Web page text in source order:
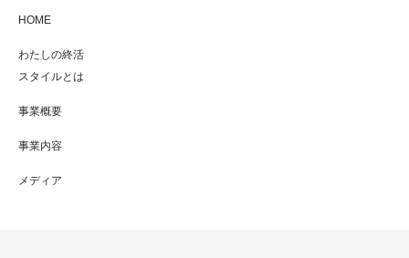
HOME
わたしの終活
スタイルとは
事業概要
事業内容
メディア